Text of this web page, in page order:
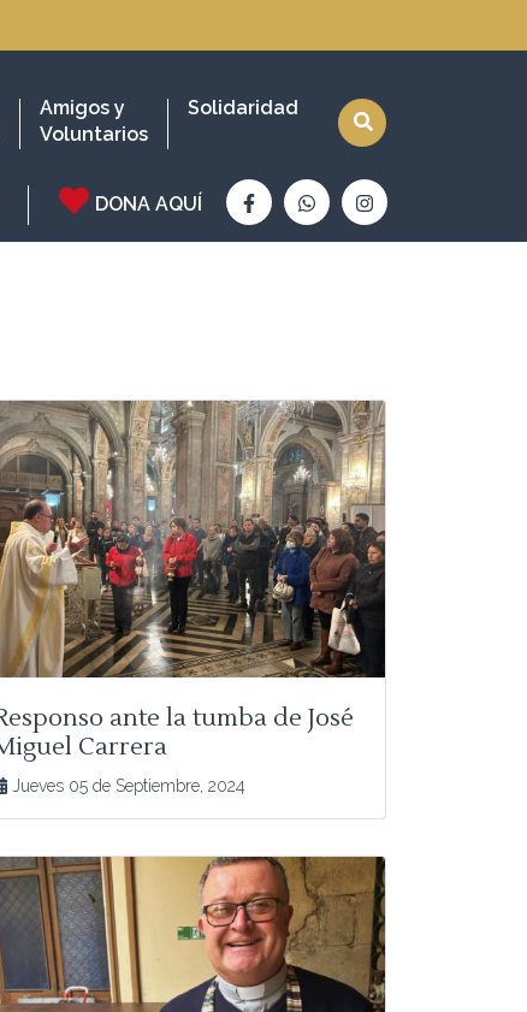
DONA AQUÍ
Amigos y
Voluntarios
Solidaridad
ante la tumba de José
Carrera
Jueves 05 de Septiembre, 2024